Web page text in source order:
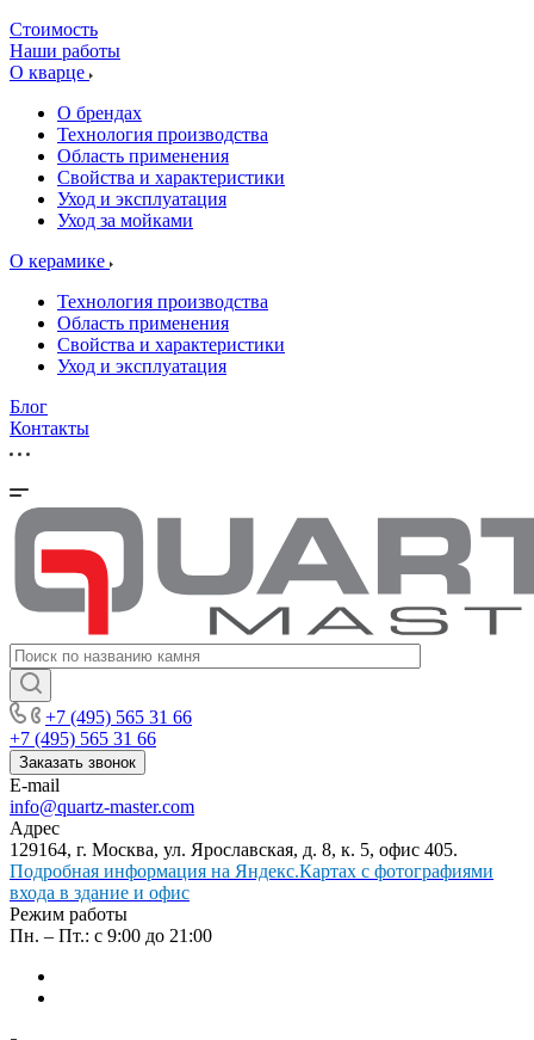
Стоимость
Наши работы
О кварце
О брендах
Технология производства
Область применения
Свойства и характеристики
Уход и эксплуатация
Уход за мойками
О керамике
Технология производства
Область применения
Свойства и характеристики
Уход и эксплуатация
Блог
Контакты
+7 (495) 565 31 66
+7 (495) 565 31 66
Заказать звонок
E-mail
info@quartz-master.com
Адрес
129164, г. Москва, ул. Ярославская, д. 8, к. 5, офис 405.
Подробная информация на Яндекс.Картах с фотографиями
входа в здание и офис
Режим работы
Пн. – Пт.: с 9:00 до 21:00